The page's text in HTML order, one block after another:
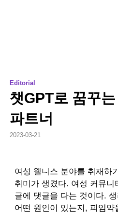
Editorial
챗GPT로 꿈꾸
파트너
2023-03-21
여성 웰니스 분야를 취재하
취미가 생겼다. 여성 커뮤니
글에 댓글을 다는 것이다.
어떤 원인이 있는지, 피임약